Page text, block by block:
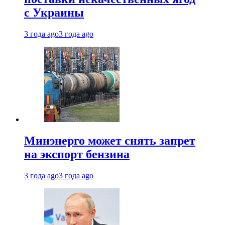
с Украины
3 года ago3 года ago
Минэнерго может снять запрет
на экспорт бензина
3 года ago3 года ago